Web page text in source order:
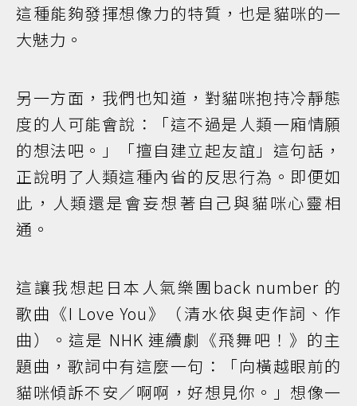
這種能夠發揮想像力的特質，也是貓咪的一
大魅力。
另一方面，我們也知道，對貓咪抱持冷靜態
度的人可能會說：「這不過是人類一廂情願
的想法吧。」「擅自建立起友誼」這句話，
正說明了人類這種內省的反思行為。即便如
此，人類還是會妄想著自己與貓咪心靈相
通。
這讓我想起日本人氣樂團back number 的
歌曲《I Love You》（清水依與吏作詞、作
曲）。這是 NHK 連續劇《飛舞吧！》的主
題曲，歌詞中有這麼一句：「向橫越眼前的
貓咪傾訴不安／啊啊，好想見你。」想像一